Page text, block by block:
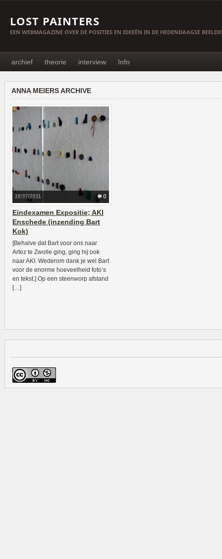
LOST PAINTERS
EEN WEBMAGAZINE OVER DE POSITIES EN IDEEËN IN DE HEDENDAAGSE
archief theorie interview Info
ANNA MEIERS ARCHIVE
0
18/07/2011
Eindexamen Expositie; AKI
Enschede (inzending Bart
Kok)
[Behalve dat Bart voor ons naar
Artez te Zwolle ging, ging hij ook
naar AKI. Wederom dank je wel Bart
voor de enorme hoeveelheid foto’s
en tekst.] Op een steenworp afstand
[…]